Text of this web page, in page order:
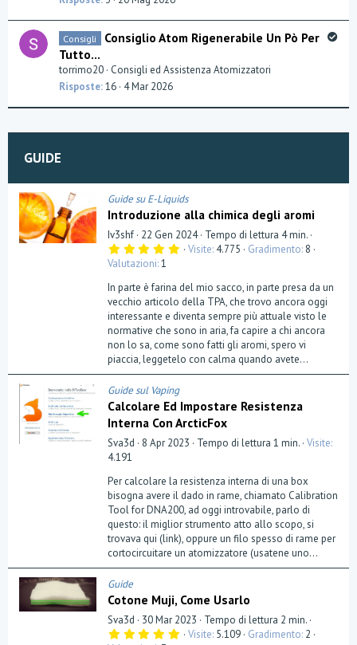
iS
d
Consigli
Consiglio Atom Rigenerabile Un Pò Per
Tutto...
torrimo20 Consigli ed Assistenza Atomizzatori
Risposte 16 4 Mar 2026
GUIDE
Guide su E-Liquids
Introduzione alla chimica degli aromi
Iv3shf 22 Gen 2024 Tempo di lettura 4 min.
5
s
t
e
l
l
a
(
e
)
Visite 4.775 Gradimento 8
Valutazioni 1
In parte è farina del mio sacco, in parte presa da un
vecchio articolo della TPA, che trovo ancora oggi
interessante e diventa sempre più attuale visto le
normative che sono in aria, fa capire a chi ancora
non lo sa, come sono fatti gli aromi, spero vi
piaccia, leggetelo con calma quando avete...
Guide sul Vaping
Calcolare Ed Impostare Resistenza
Interna Con ArcticFox
Sva3d 8 Apr 2023 Tempo di lettura 1 min. Visite
4.191
Per calcolare la resistenza interna di una box
bisogna avere il dado in rame, chiamato Calibration
Tool for DNA200, ad oggi introvabile, parlo di
questo: il miglior strumento atto allo scopo, si
trovava qui (link), oppure un filo spesso di rame per
cortocircuitare un atomizzatore (usatene uno...
Guide
Cotone Muji, Come Usarlo
Sva3d 30 Mar 2023
Tempo di lettura 2 min.
5 Visite 5.109 Gradimento 2